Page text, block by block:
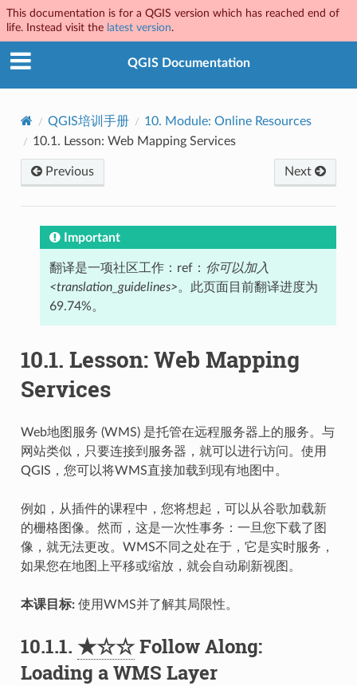
This documentation is for a QGIS version which has reached end of
life. Instead visit the latest version.
QGIS Documentation
QGIS培训手册 10. Module: Online Resources
10.1. Lesson: Web Mapping Services
Previous Next
Important
翻译是一项社区工作：ref： 你可以加入
<translation_guidelines>。此页面目前翻译进度为
69.74%。
10.1. Lesson: Web Mapping
Services
Web地图服务 (WMS) 是托管在远程服务器上的服务。与
网站类似，只要连接到服务器，就可以进行访问。使用
QGIS，您可以将WMS直接加载到现有地图中。
例如，从插件的课程中，您将想起，可以从谷歌加载新
的栅格图像。然而，这是一次性事务：一旦您下载了图
像，就无法更改。WMS不同之处在于，它是实时服务，
如果您在地图上平移或缩放，就会自动刷新视图。
本课目标:使用WMS并了解其局限性。
10.1.1. ★☆☆Follow Along:
Loading a WMS Layer